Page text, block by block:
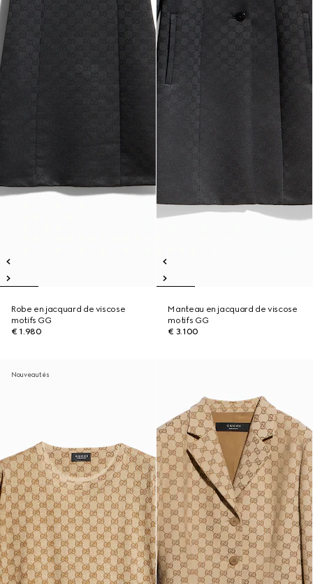
Robe en jacquard de viscose
motifs GG
€ 1.980
Manteau en jacquard de viscose
motifs GG
€ 3.100
Nouveautés